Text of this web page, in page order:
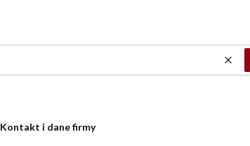
Kontakt i dane firmy